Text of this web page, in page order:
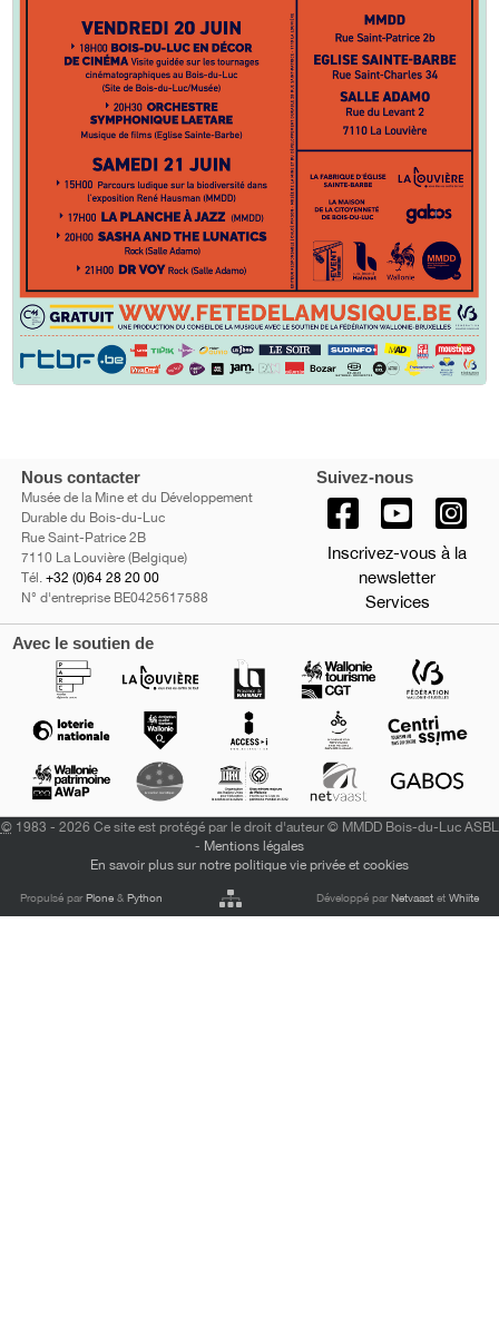
Nous contacter
Musée de la Mine et du Développement
Durable du Bois-du-Luc
Rue Saint-Patrice 2B
7110 La Louvière (Belgique)
Tél. +32 (0)64 28 20 00
N° d'entreprise BE0425617588
Suivez-nous
Inscrivez-vous à la
newsletter
Services
Avec le soutien de
©1983 - 2026 Ce site est protégé par le droit d'auteur © MMDD Bois-du-Luc ASBL
- Mentions légales
En savoir plus sur notre politique vie privée et cookies
Propulsé parPlone &Python Développé parNetvaastet Whiite